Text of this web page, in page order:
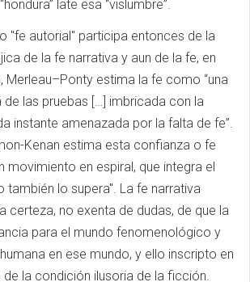
late esa “vislumbre”.
"fe autorial" participa entonces de la
de la fe narrativa y aun de la fe, en
Merleau–Ponty estima la fe como “una
las pruebas […] imbricada con la
instante amenazada por la falta de fe”.
Kenan estima esta confianza o fe
movimiento en espiral, que integra el
también lo supera". La fe narrativa
certeza, no exenta de dudas, de que la
para el mundo fenomenológico y
en ese mundo, y ello inscripto en
la condición ilusoria de la ficción.